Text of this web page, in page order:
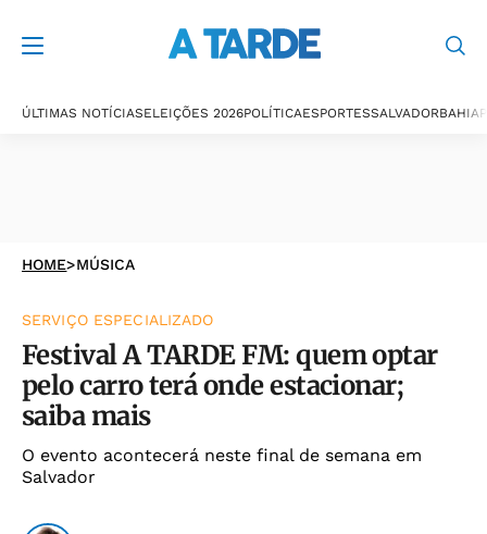
ÚLTIMAS NOTÍCIASELEIÇÕES 2026POLÍTICAESPORTESSALVADORBAHIA
HOME>MÚSICA
SERVIÇO ESPECIALIZADO
Festival A TARDE FM: quem optar
pelo carro terá onde estacionar;
saiba mais
O evento acontecerá neste final de semana em
Salvador